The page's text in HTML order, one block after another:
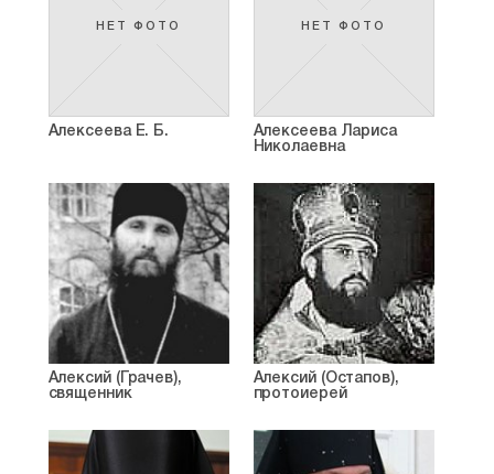
НЕТ ФОТО
Алексеева Е. Б.
НЕТ ФОТО
Алексеева Лариса
Николаевна
Алексий (Грачев),
священник
Алексий (Остапов),
протоиерей